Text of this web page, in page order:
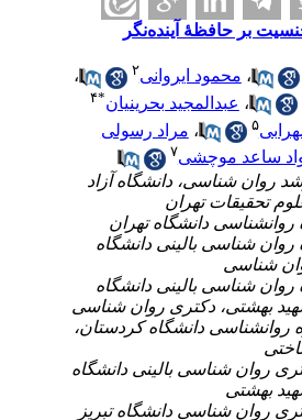
بر حافظۀ آینده‌نگر
،محمود ایروانی
،
،عبدالمجید بحرینیان * ۴
،مراد رسولی
ساعد موچشی
روان شناسی، دانشگاه آزاد
تحقیقات تهران
شناسی بالینی دانشگاه
شناسی
شناسی بالینی دانشگاه
بهشتی، دکتری روان شناسی
روانشناسی دانشگاه کردستان،
روان شناسی بالینی دانشگاه
بهشتی